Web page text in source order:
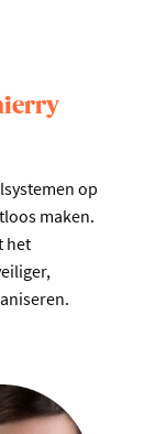
op
maken.
het